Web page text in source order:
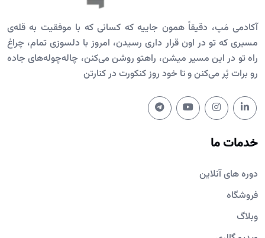
آکادمی مَپ، دقیقاً همون جاییه که کسانی که با موفقیت به قله‌ی
مسیری که تو در اون قرار داری رسیدن، امروز با دلسوزی تمام، چراغ
راه تو در این مسیر میشن، راهتو روشن می‌کنن، چاله‌چوله‌های جاده
رو برات پُر می‌کنن و تا خود روز کنکورت در کنارتن
خدمات ما
دوره های آنلاین
فروشگاه
وبلاگ